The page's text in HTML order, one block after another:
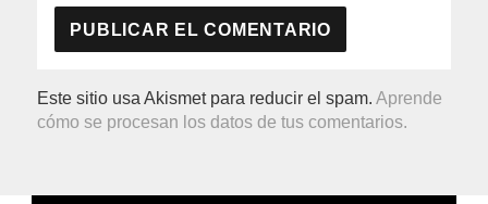
Este sitio usa Akismet para reducir el spam.Aprende
cómo se procesan los datos de tus comentarios.